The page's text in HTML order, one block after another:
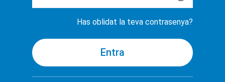
Has oblidat la teva contrasenya?